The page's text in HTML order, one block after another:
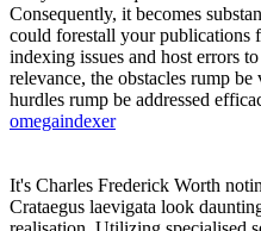
Consequently, it becomes
could forestall your publications
indexing issues and host errors
relevance, the obstacles rump
hurdles rump be addressed
omegaindexer
It's Charles Frederick Worth
Crataegus laevigata look